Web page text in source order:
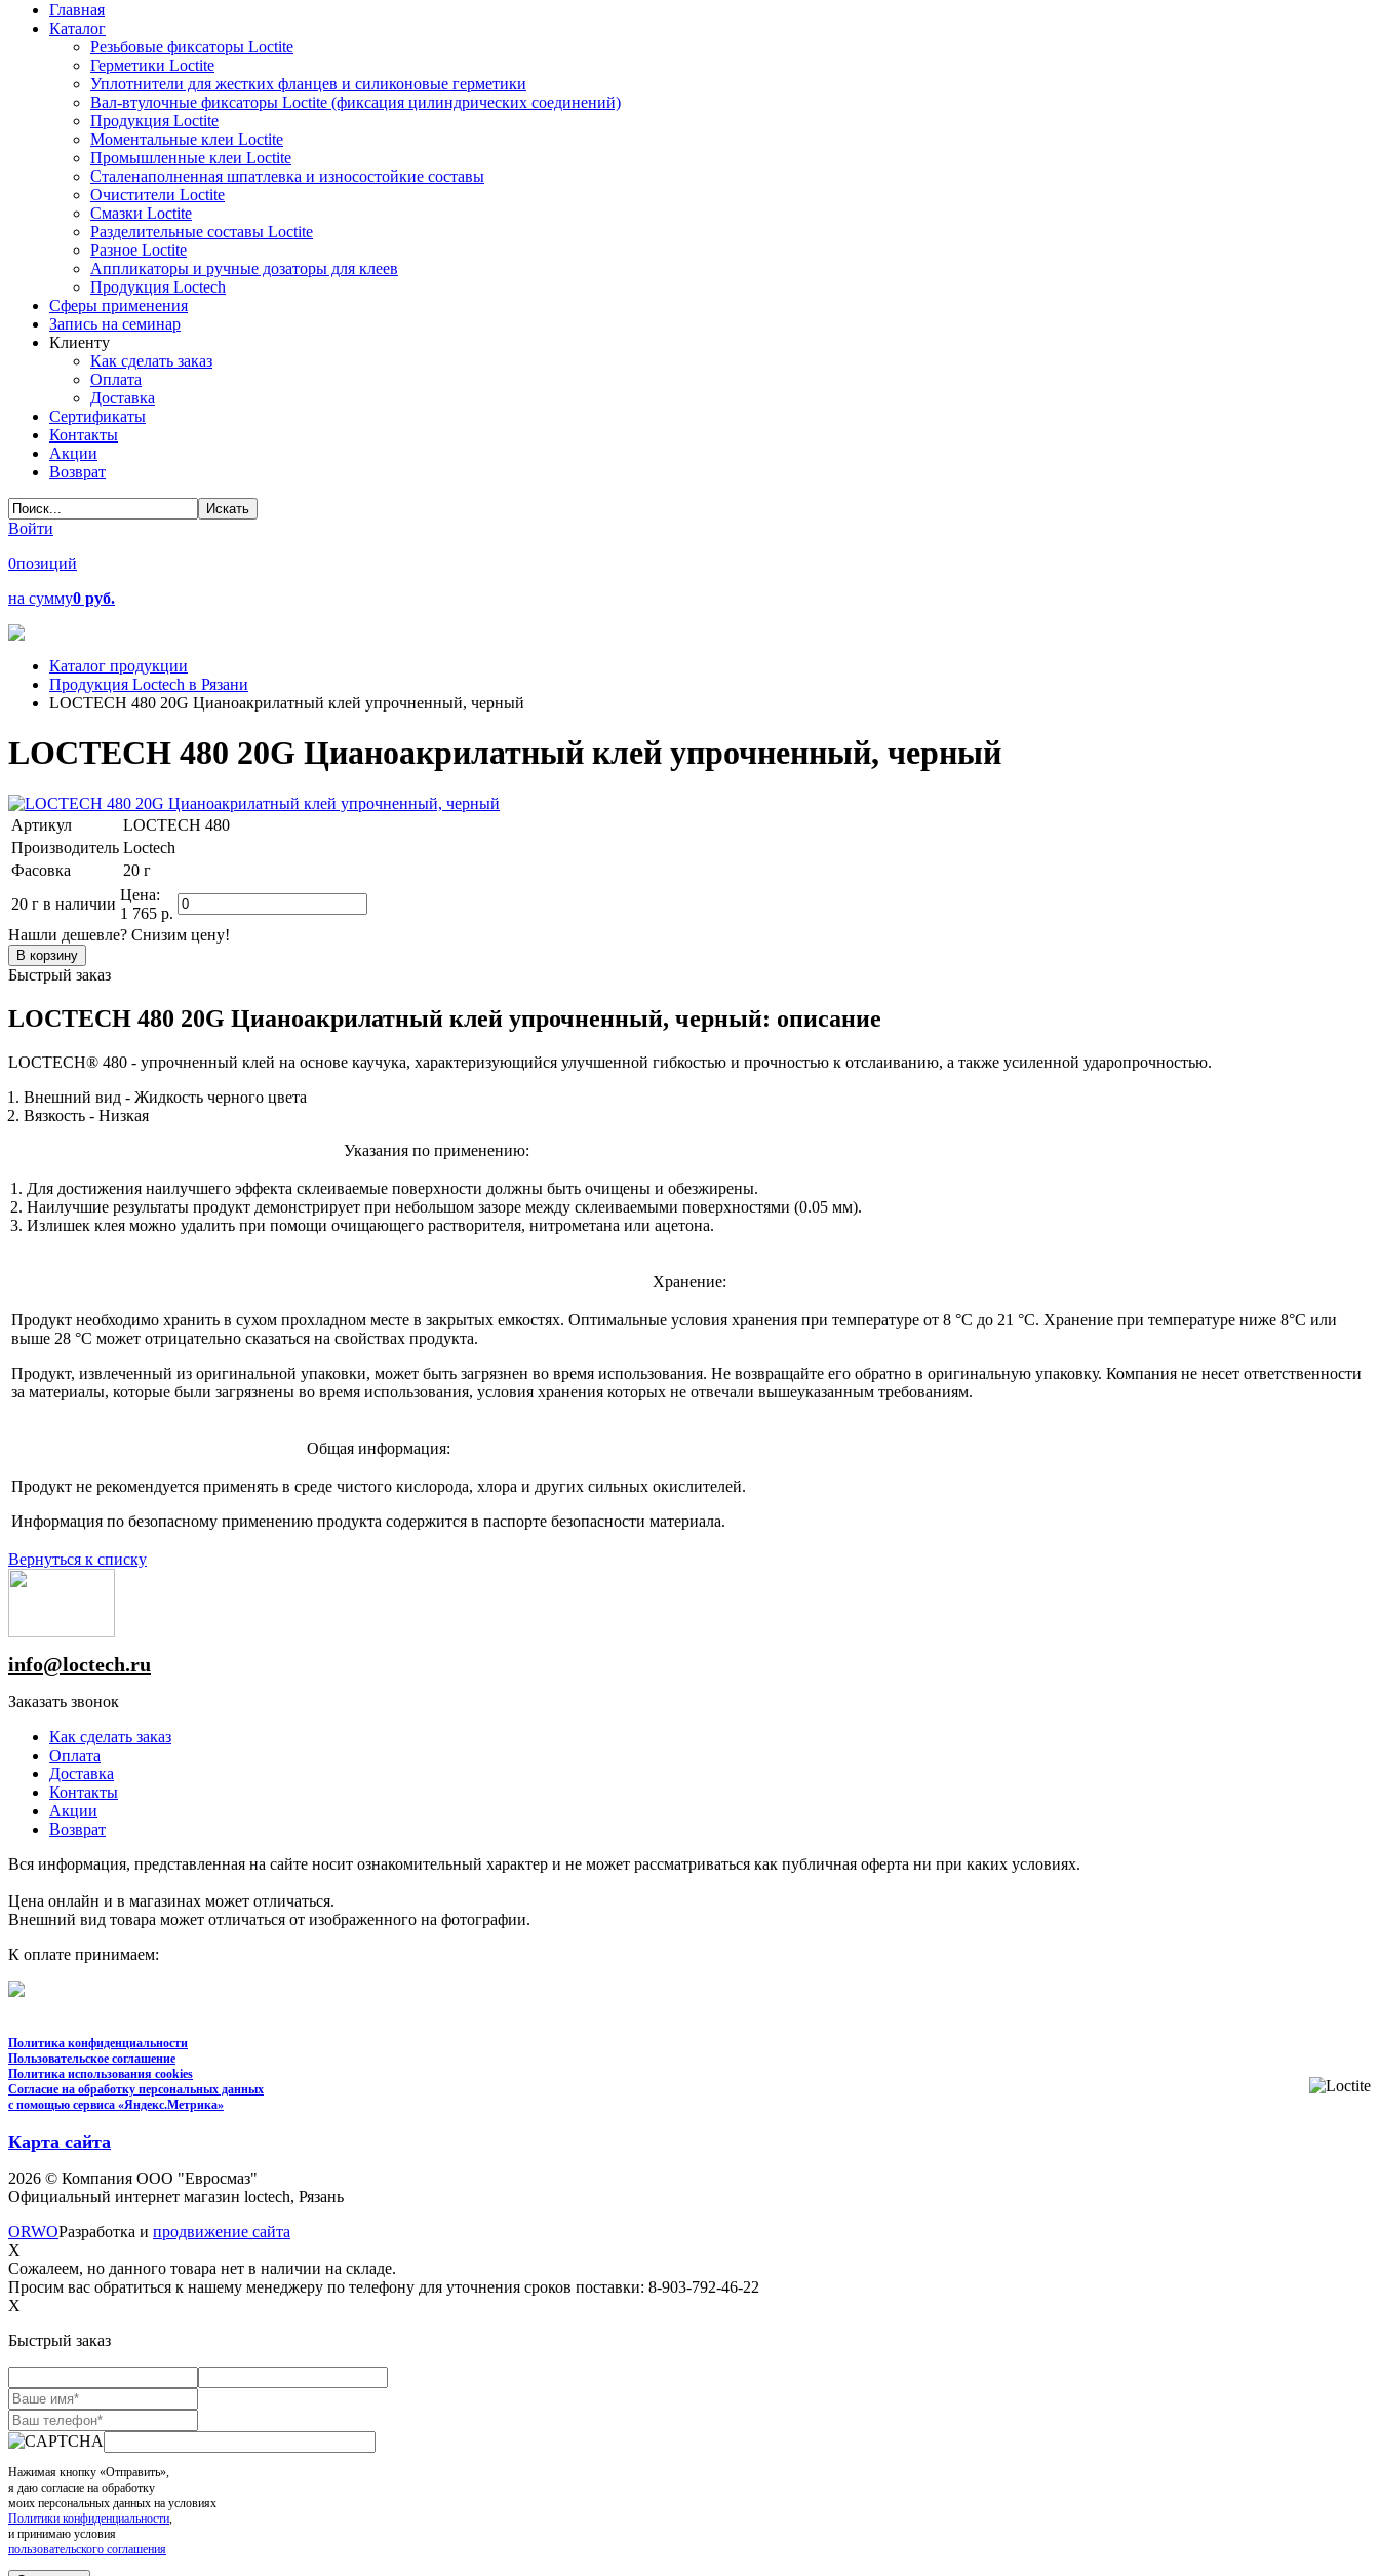
Главная
Каталог
Резьбовые фиксаторы Loctite
Герметики Loctite
Уплотнители для жестких фланцев и силиконовые герметики
Вал-втулочные фиксаторы Loctite (фиксация цилиндрических соединений)
Продукция Loctite
Моментальные клеи Loctite
Промышленные клеи Loctite
Сталенаполненная шпатлевка и износостойкие составы
Очистители Loctite
Смазки Loctite
Разделительные составы Loctite
Разное Loctite
Аппликаторы и ручные дозаторы для клеев
Продукция Loctech
Сферы применения
Запись на семинар
Клиенту
Как сделать заказ
Оплата
Доставка
Сертификаты
Контакты
Акции
Возврат
Войти
0позиций
на сумму0 руб.
Каталог продукции
Продукция Loctech в Рязани
LOCTECH 480 20G Цианоакрилатный клей упрочненный, черный
LOCTECH 480 20G Цианоакрилатный клей упрочненный, черный
Артикул
LOCTECH 480
Производитель Loctech
Фасовка
20 г
20 г в наличии
Цена:
1 765 р.
Нашли дешевле? Снизим цену!
Быстрый заказ
LOCTECH 480 20G Цианоакрилатный клей упрочненный, черный: описание
LOCTECH® 480 - упрочненный клей на основе каучука, характеризующийся улучшенной гибкостью и прочностью к отслаиванию, а также усиленной ударопрочностью.
Внешний вид - Жидкость черного цвета
Вязкость - Низкая
Указания по применению:
Для достижения наилучшего эффекта склеиваемые поверхности должны быть очищены и обезжирены.
Наилучшие результаты продукт демонстрирует при небольшом зазоре между склеиваемыми поверхностями (0.05 мм).
Излишек клея можно удалить при помощи очищающего растворителя, нитрометана или ацетона.
Хранение:
Продукт необходимо хранить в сухом прохладном месте в закрытых емкостях. Оптимальные условия хранения при температуре от 8 °C до 21 °C. Хранение при температуре ниже 8°C или
выше 28 °C может отрицательно сказаться на свойствах продукта.
Продукт, извлеченный из оригинальной упаковки, может быть загрязнен во время использования. Не возвращайте его обратно в оригинальную упаковку. Компания не несет ответственности
за материалы, которые были загрязнены во время использования, условия хранения которых не отвечали вышеуказанным требованиям.
Общая информация:
Продукт не рекомендуется применять в среде чистого кислорода, хлора и других сильных окислителей.
Информация по безопасному применению продукта содержится в паспорте безопасности материала.
Вернуться к списку
info@loctech.ru
Заказать звонок
Как сделать заказ
Оплата
Доставка
Контакты
Акции
Возврат
Вся информация, представленная на сайте носит ознакомительный характер и не может рассматриваться как публичная оферта ни при каких условиях.
Цена онлайн и в магазинах может отличаться.
Внешний вид товара может отличаться от изображенного на фотографии.
К оплате принимаем:
Политика конфиденциальности
Пользовательское соглашение
Политика использования cookies
Согласие на обработку персональных данных
с помощью сервиса «Яндекс.Метрика»
Карта сайта
2026 © Компания ООО "Евросмаз"
Официальный интернет магазин loctech, Рязань
ORWOРазработка и продвижение сайта
X
Сожалеем, но данного товара нет в наличии на складе.
Просим вас обратиться к нашему менеджеру по телефону для уточнения сроков поставки: 8-903-792-46-22
X
Быстрый заказ
Нажимая кнопку «Отправить»,
я даю согласие на обработку
моих персональных данных на условиях
Политики конфиденциальности
и принимаю условия
пользовательского соглашения